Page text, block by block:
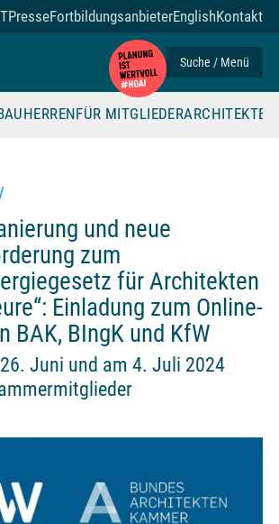
Suche / Menü
FÜR MITGLIEDER
PresseFortbildungsanbieterEnglishKontakt
und neue
zum
für Architekten
Einladung zum Online-
BAK, BIngK und KfW
Juni und am 4. Juli 2024